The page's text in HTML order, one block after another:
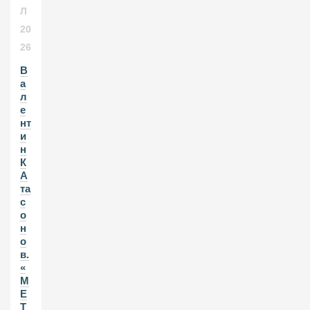
Л
20
26
В
а
л
е
нт
и
н
К
А
та
с
о
н
о
в.
«
М
Е
Т